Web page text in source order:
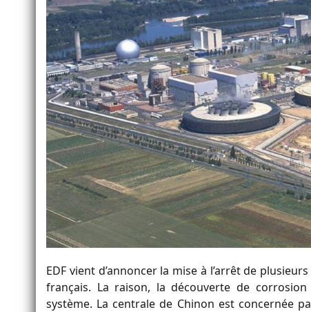
EDF vient d’annoncer la mise à l’arrêt de
français. La raison, la découverte de
système. La centrale de Chinon est concernée